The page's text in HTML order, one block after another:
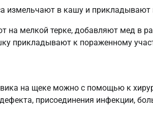
измельчают в кашу и
на мелкой терке, добавляют мед в
прикладывают к пораженному
на щеке можно с помощью к
присоединения инфекции,